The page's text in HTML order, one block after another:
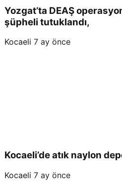
Yozgat’ta DEAŞ
şüpheli tutuklandı,
Kocaeli 7 ay önce
Kocaeli’de atık naylon
Kocaeli 7 ay önce